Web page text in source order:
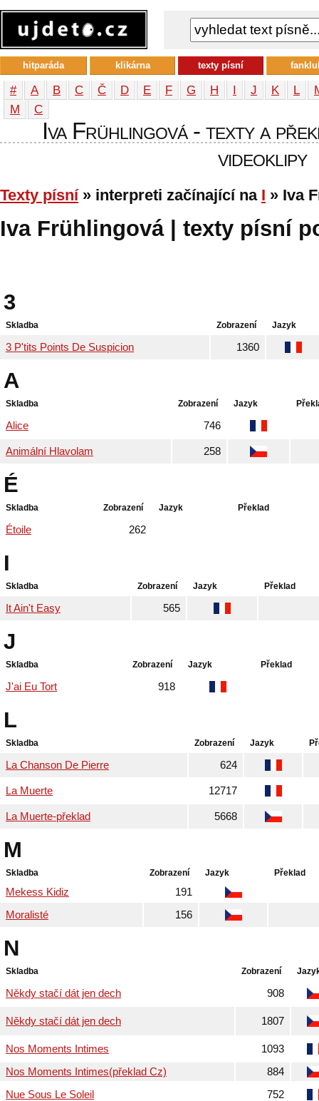
# A B C Č D E F G H I J K L
М
С
Iva Frühlingová - texty a
videoklipy
Texty písní» interpreti začínající na I » Iva
Iva Frühlingová | texty písní
3
Skladba Zobrazení Jazyk
3 P'tits Points De Suspicion 1360
A
Skladba Zobrazení Jazyk
Alice 746
Animální Hlavolam 258
É
Skladba Zobrazení Jazyk Překlad
Étoile 262
I
Skladba Zobrazení Jazyk Překlad
It Ain't Easy 565
J
Skladba Zobrazení Jazyk Překlad
J'ai Eu Tort 918
L
Skladba Zobrazení Jazyk
La Chanson De Pierre 624
La Muerte 12717
La Muerte-překlad 5668
M
Skladba Zobrazení Jazyk Překlad
Mekess Kidiz
191
Moralisté
156
N
Skladba Zobrazení
Někdy stačí dát jen dech 908
Někdy stačí dát jen dech 1807
Nos Moments Intimes
1093
Nos Moments Intimes(překlad Cz)
884
Nue Sous Le Soleil
752
hitparáda klikárna texty písní